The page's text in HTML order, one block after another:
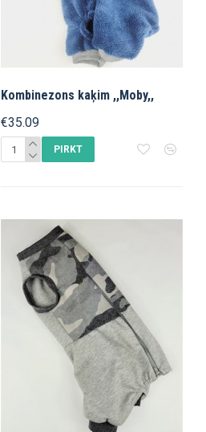
Kombinezons kaķim ,,Moby,,
€35.09
PIRKT